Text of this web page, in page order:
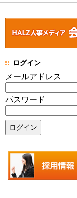
ログイン
メールアドレス
パスワード